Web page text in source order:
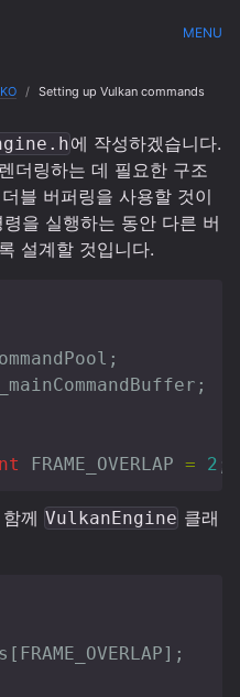
MENU
Setting up Vulkan commands
에 작성하겠습니다.
더링하는 데 필요한 구조
블 버퍼링을 사용할 것이
을 실행하는 동안 다른 버
설계할 것입니다.
;
_mainCommandBuffer ;
FRAME_OVERLAP = 2
께 VulkanEngine 클래
[ FRAME_OVERLAP];